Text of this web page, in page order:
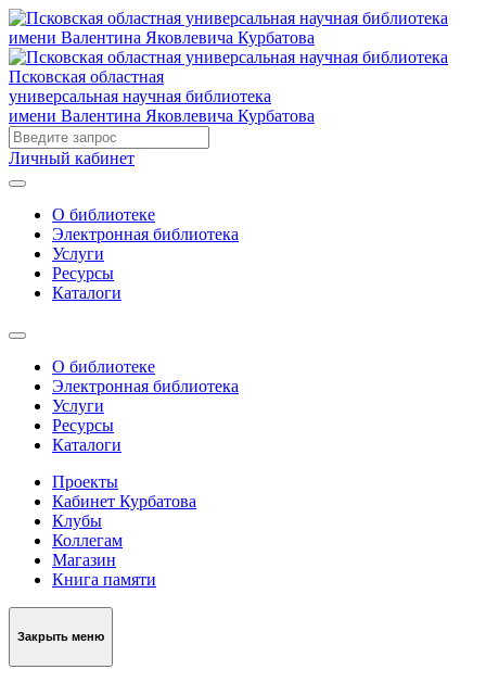
Псковская областная
универсальная научная библиотека
имени Валентина Яковлевича Курбатова
Личный кабинет
О библиотеке
Электронная библиотека
Услуги
Ресурсы
Каталоги
О библиотеке
Электронная библиотека
Услуги
Ресурсы
Каталоги
Проекты
Кабинет Курбатова
Клубы
Коллегам
Магазин
Книга памяти
Закрыть меню